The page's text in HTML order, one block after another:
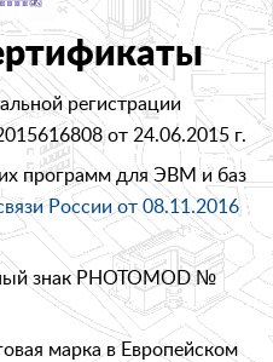
регистрации
от 24.06.2015 г.
программ для ЭВМ и баз
России от 08.11.2016
знак PHOTOMOD №
марка в Европейском